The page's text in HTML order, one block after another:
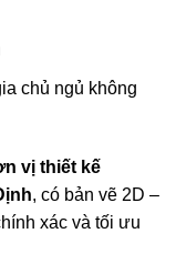
chủ ngủ không
vị thiết kế
, có bản vẽ 2D –
xác và tối ưu